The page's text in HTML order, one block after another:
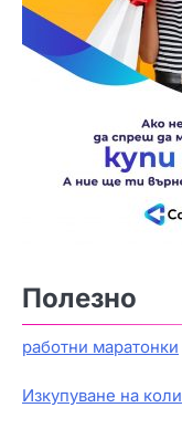
Полезно
работни маратонки
Изкупуване на коли